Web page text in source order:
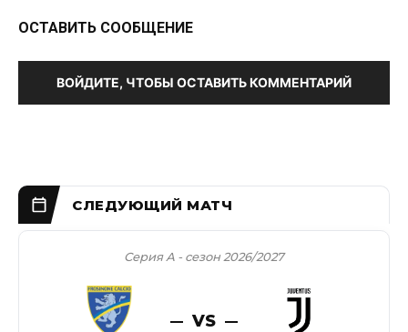
ОСТАВИТЬ СООБЩЕНИЕ
ВОЙДИТЕ, ЧТОБЫ ОСТАВИТЬ КОММЕНТАРИЙ
Серия А - сезон 2026/2027
VS